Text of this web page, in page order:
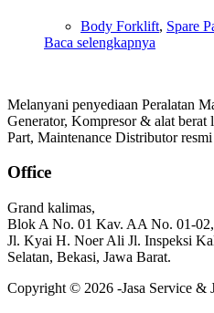
Body Forklift, Spare
Baca selengkapnya
Melanyani penyediaan Peralatan
Generator, Kompresor & alat berat
Part, Maintenance Distributor
Office
Grand kalimas,
Blok A No. 01 Kav. AA No. 01-02,
Jl. Kyai H. Noer Ali Jl. Inspeksi
Selatan, Bekasi, Jawa Barat.
Copyright © 2026 -Jasa Service &